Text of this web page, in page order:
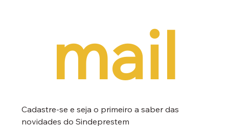
mail
Cadastre-se e seja o primeiro a saber das
novidades do Sindeprestem